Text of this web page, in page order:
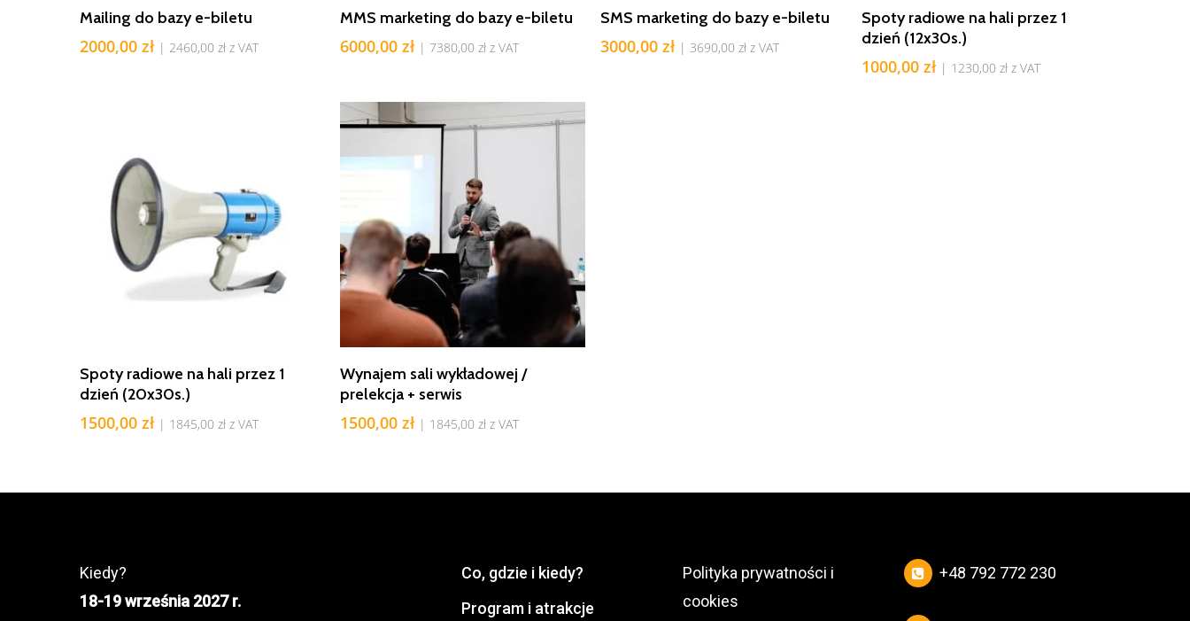
Dodaj Do Koszyka
Mailing do bazy e-biletu
2000,00 zł | 2460,00 zł z VAT
Dodaj Do Koszyka
MMS marketing do bazy e-biletu
6000,00zł | 7380,00zł z VAT
Dodaj Do Koszyka
SMS marketing do bazy e-biletu
3000,00zł | 3690,00zł z VAT
Dodaj Do Koszyka
Spoty radiowe na hali przez 1
dzień (12x30s.)
1000,00 zł | 1230,00 złz VAT
Dodaj Do Koszyka
Spoty radiowe na hali przez 1
dzień (20x30s.)
1500,00 zł | 1845,00 zł z VAT
Dodaj Do Koszyka
Wynajem sali wykładowej /
prelekcja + serwis
1500,00zł | 1845,00 zł z VAT
Kiedy?
18-19 września 2027 r.
Co, gdzie i kiedy?
Program i atrakcje
Polityka prywatności i
cookies
+48 792 772 230